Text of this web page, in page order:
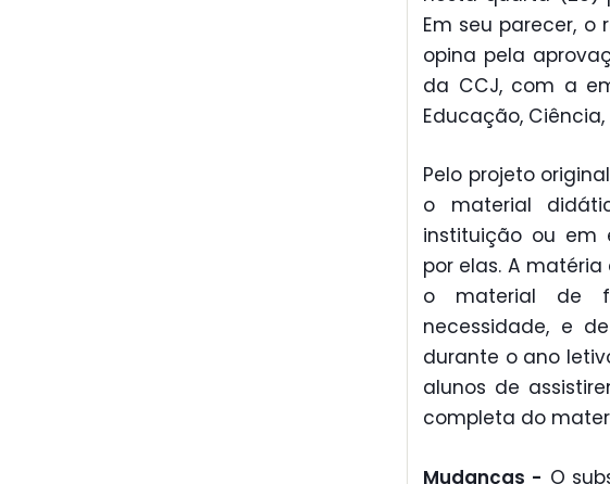
Em seu parecer, o
opina pela
da CCJ, com a
Educação,
Pelo projeto
o material
instituição ou em
por elas. A
o material de
necessidade, e
durante o ano
alunos de
completa do
Mudanças - O